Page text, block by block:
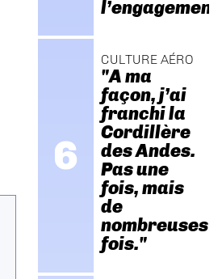
l’engagement."
CULTURE AÉRO
"A ma
façon, j’ai
franchi la
Cordillère
des Andes.
Pas une
fois, mais
de
nombreuses
fois."